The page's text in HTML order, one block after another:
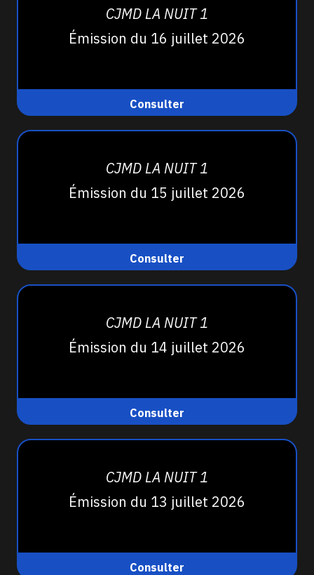
CJMD LA NUIT 1
Émission du 16 juillet 2026
Consulter
CJMD LA NUIT 1
Émission du 15 juillet 2026
Consulter
CJMD LA NUIT 1
Émission du 14 juillet 2026
Consulter
CJMD LA NUIT 1
Émission du 13 juillet 2026
Consulter